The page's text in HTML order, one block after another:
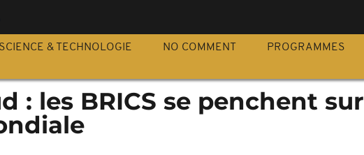
SCIENCE & TECHNOLOGIE NO COMMENT PROGRAMMES
: les BRICS se penchent sur